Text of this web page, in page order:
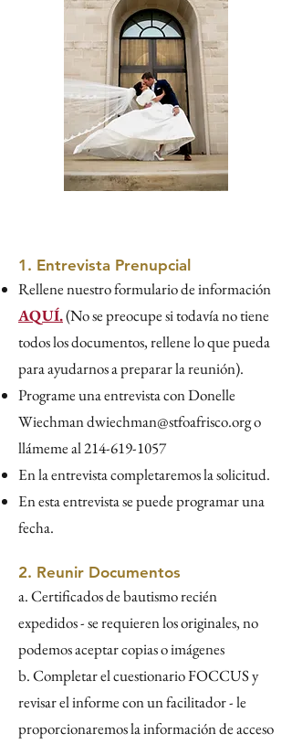
1. Entrevista Prenupcial
Rellene nuestro formulario de información
AQUÍ.(No se preocupe si todavía no tiene
todos los documentos, rellene lo que pueda
para ayudarnos a preparar la reunión).
Programe una entrevista con Donelle
Wiechmandwiechman@stfoafrisco.orgo
llámeme al214-619-1057
En la entrevista completaremos la solicitud.
En esta entrevista se puede programar una
fecha.
2. Reunir Documentos
a. Certificados de bautismo recién
expedidos - se requieren los originales, no
podemos aceptar copias o imágenes
b. Completar el cuestionario FOCCUS y
revisar el informe con un facilitador - le
proporcionaremos la información de acceso